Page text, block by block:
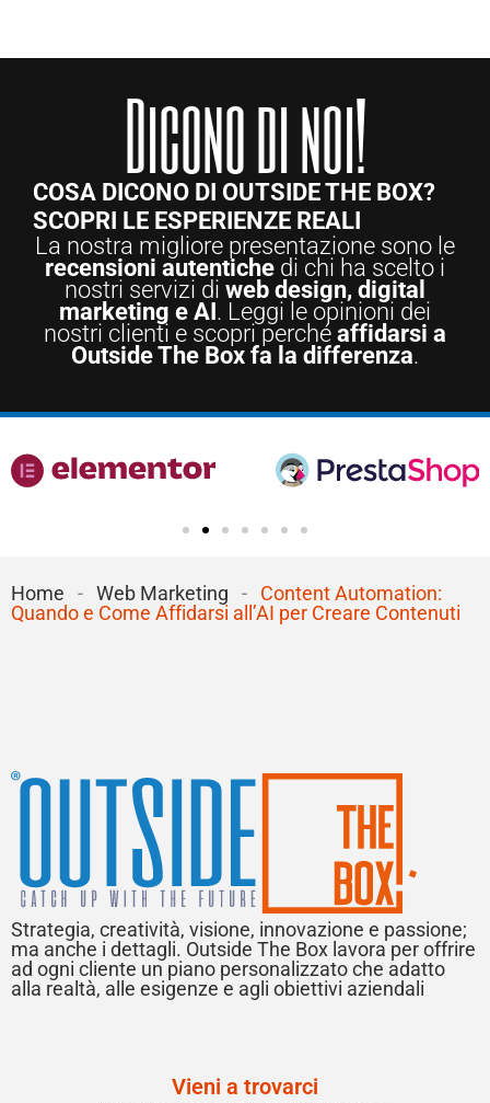
Dicono di noi!
COSA DICONO DI OUTSIDE THE BOX?
SCOPRI LE ESPERIENZE REALI
La nostra migliore presentazione sono le
recensioni autentiche di chi ha scelto i
nostri servizi di web design, digital
marketing e AI. Leggi le opinioni dei
nostri clienti e scopri perché affidarsi a
Outside The Box fa la differenza.
Home - Web Marketing -
Content Automation:
Quando e Come Affidarsi all’AI per Creare Contenuti
Strategia, creatività, visione, innovazione e passione;
ma anche i dettagli. Outside The Box lavora per offrire
ad ogni cliente un piano personalizzato che adatto
alla realtà, alle esigenze e agli obiettivi aziendali
Vieni a trovarci